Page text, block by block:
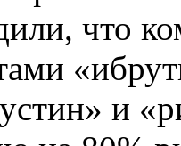
что
и